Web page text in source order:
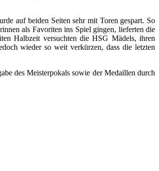
auf beiden Seiten sehr mit Toren gespart. So
als Favoriten ins Spiel gingen, lieferten die
Halbzeit versuchten die HSG Mädels, ihren
wieder so weit verkürzen, dass die letzten
des Meisterpokals sowie der Medaillen durch